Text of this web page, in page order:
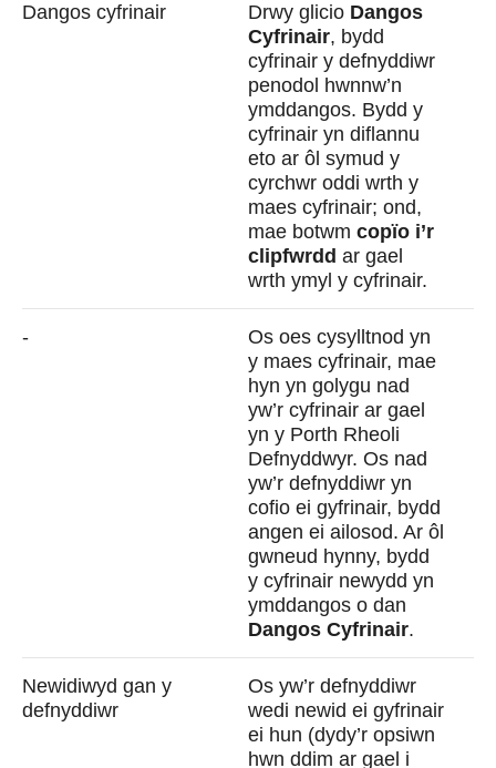
Dangos cyfrinair Drwy glicio Dangos
Cyfrinair, bydd
cyfrinair y defnyddiwr
penodol hwnnw’n
ymddangos. Bydd y
cyfrinair yn diflannu
eto ar ôl symud y
cyrchwr oddi wrth y
maes cyfrinair; ond,
mae botwm copïo i’r
clipfwrdd ar gael
wrth ymyl y cyfrinair.
-
Os oes cysylltnod yn
y maes cyfrinair, mae
hyn yn golygu nad
yw’r cyfrinair ar gael
yn y Porth Rheoli
Defnyddwyr. Os nad
yw’r defnyddiwr yn
cofio ei gyfrinair, bydd
angen ei ailosod. Ar ôl
gwneud hynny, bydd
y cyfrinair newydd yn
ymddangos o dan
Dangos Cyfrinair.
Newidiwyd gan y
defnyddiwr
Os yw’r defnyddiwr
wedi newid ei gyfrinair
ei hun (dydy’r opsiwn
hwn ddim ar gael i